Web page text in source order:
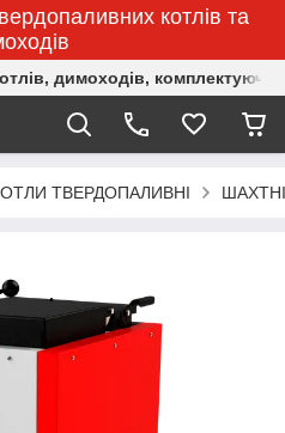
котлів та
димоходів,
ТВЕРДОПАЛИВНІ